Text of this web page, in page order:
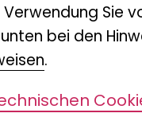
Sie
bei den
.